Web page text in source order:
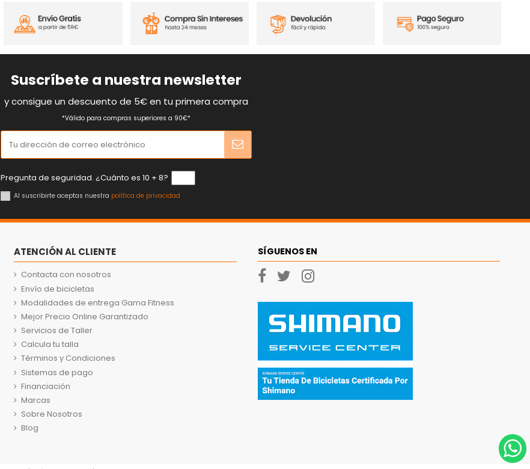
Suscríbete a nuestra newsletter
y consigue un descuento de 5€ en tu primera compra
*Válido para compras superiores a 90€*
Pregunta de seguridad. ¿Cuánto es 10 + 8?
Al suscribirte aceptas nuestra política de privacidad
ATENCIÓN AL CLIENTE
Contacta con nosotros
Envío de bicicletas
Modalidades de entrega Gama Fitness
Mejor Precio Online Garantizado
Servicios de Taller
Calcula tu talla
Términos y Condiciones
Sistemas de pago
Financiación
Marcas
Sobre Nosotros
Blog
SÍGUENOS EN